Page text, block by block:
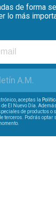
de forma
lo más
A.M.
aceptas la
de El Nuevo Día.
de productos o
terceros. Podrás optar